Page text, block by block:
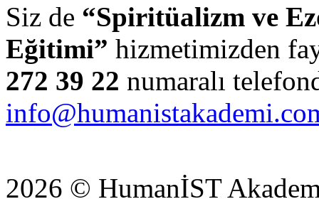
Siz de “Spiritüalizm ve
Eğitimi” hizmetimizden
272 39 22 numaralı
2026 © HumanİST